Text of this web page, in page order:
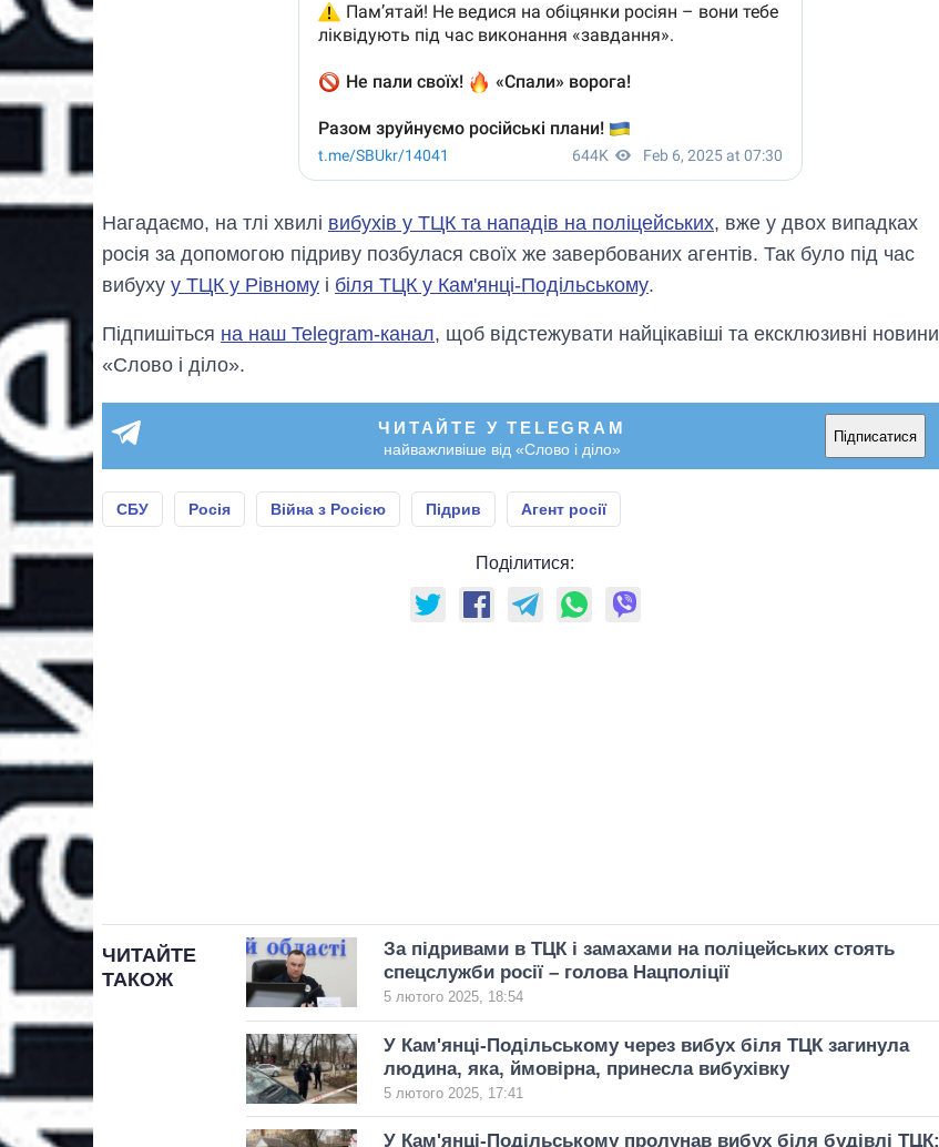
Нагадаємо, на тлі хвилі вибухів у ТЦК та нападів на поліцейських, вже у двох випадках
росія за допомогою підриву позбулася своїх же завербованих агентів. Так було під час
вибуху у ТЦК у Рівному і біля ТЦК у Кам'янці-Подільському.
Підпишіться на наш Telegram-канал, щоб відстежувати найцікавіші та ексклюзивні новини
«Слово і діло».
ЧИТАЙТЕ У TELEGRAM
найважливіше від «Слово і діло»
Підписатися
СБУ Росія Війна з Росією Підрив Агент росії
Поділитися:
ЧИТАЙТЕ
ТАКОЖ
За підривами в ТЦК і замахами на поліцейських стоять
спецслужби росії – голова Нацполіції
5 лютого 2025, 18:54
У Кам'янці-Подільському через вибух біля ТЦК загинула
людина, яка, ймовірна, принесла вибухівку
5 лютого 2025, 17:41
У Кам'янці-Подільському пролунав вибух біля будівлі ТЦК: